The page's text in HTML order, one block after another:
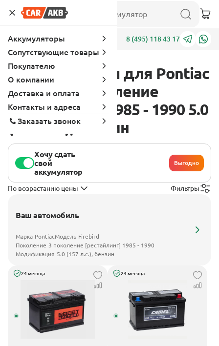
Адреса 8 (495) 118 43 17
Аккумуляторы для Pontiac
Firebird 3 поколение
[рестайлинг] 1985 - 1990 5.0
(157 л.с.), бензин
Хочу сдать
свой
аккумулятор
Выгодно
По возрастанию цены Фильтры
Ваш автомобиль
Марка PontiacМодель Firebird
Поколение 3 поколение [рестайлинг] 1985 - 1990
Модификация 5.0 (157 л.с.), бензин
24 месяца 24 месяца
Аккумуляторы
Сопутствующие товары
Покупателю
О компании
Доставка и оплата
Контакты и адреса
Заказать звонок